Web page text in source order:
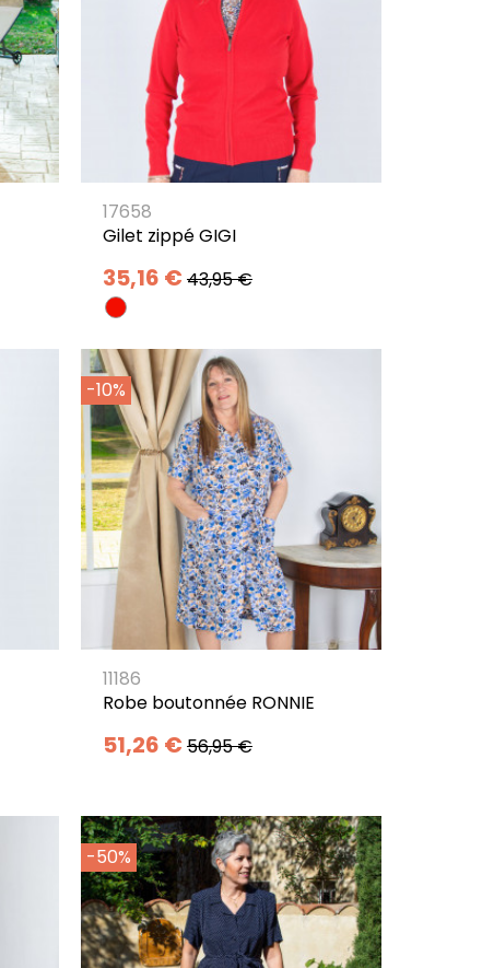
17658
Gilet zippé GIGI
35,16 € 43,95 €
-10%
11186
Robe boutonnée RONNIE
51,26 € 56,95 €
-50%